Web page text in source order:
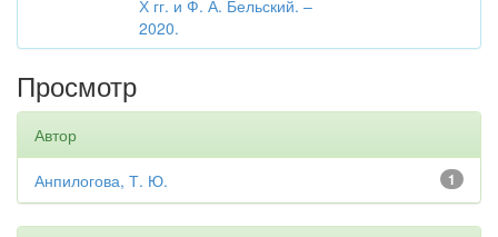
Х гг. и Ф. А. Бельский. –
2020.
Просмотр
Автор
1
Анпилогова, Т. Ю.